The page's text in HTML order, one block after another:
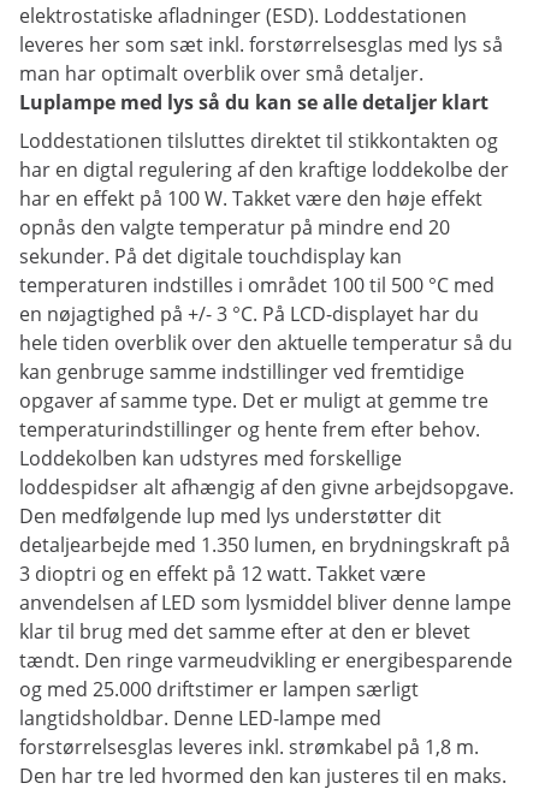
elektrostatiske afladninger (ESD). Loddestationen
leveres her som sæt inkl. forstørrelsesglas med lys så
man har optimalt overblik over små detaljer.
Luplampe med lys så du kan se alle detaljer klart
Loddestationen tilsluttes direktet til stikkontakten og
har en digtal regulering af den kraftige loddekolbe der
har en effekt på 100 W. Takket være den høje effekt
opnås den valgte temperatur på mindre end 20
sekunder. På det digitale touchdisplay kan
temperaturen indstilles i området 100 til 500 °C med
en nøjagtighed på +/- 3 °C. På LCD-displayet har du
hele tiden overblik over den aktuelle temperatur så du
kan genbruge samme indstillinger ved fremtidige
opgaver af samme type. Det er muligt at gemme tre
temperaturindstillinger og hente frem efter behov.
Loddekolben kan udstyres med forskellige
loddespidser alt afhængig af den givne arbejdsopgave.
Den medfølgende lup med lys understøtter dit
detaljearbejde med 1.350 lumen, en brydningskraft på
3 dioptri og en effekt på 12 watt. Takket være
anvendelsen af LED som lysmiddel bliver denne lampe
klar til brug med det samme efter at den er blevet
tændt. Den ringe varmeudvikling er energibesparende
og med 25.000 driftstimer er lampen særligt
langtidsholdbar. Denne LED-lampe med
forstørrelsesglas leveres inkl. strømkabel på 1,8 m.
Den har tre led hvormed den kan justeres til en maks.